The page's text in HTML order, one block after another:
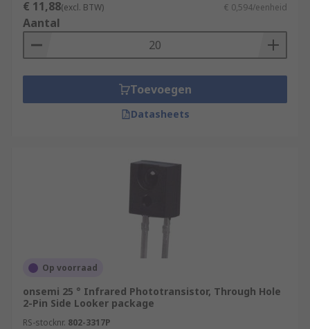
€ 11,88(excl. BTW) € 0,594/eenheid
Aantal
Toevoegen
Datasheets
Op voorraad
onsemi 25 ° Infrared Phototransistor, Through Hole
2-Pin Side Looker package
RS-stocknr. 802-3317P